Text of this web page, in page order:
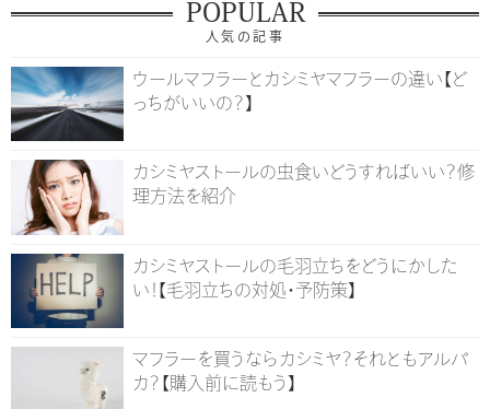
POPULAR
人気の記事
ウールマフラーとカシミヤマフラーの違い【ど
っちがいいの？】
カシミヤストールの虫食いどうすればいい？修
理方法を紹介
カシミヤストールの毛羽立ちをどうにかした
い！【毛羽立ちの対処・予防策】
マフラーを買うならカシミヤ？それともアルパ
カ？【購入前に読もう】